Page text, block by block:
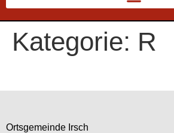
Kategorie: R
Ortsgemeinde Irsch